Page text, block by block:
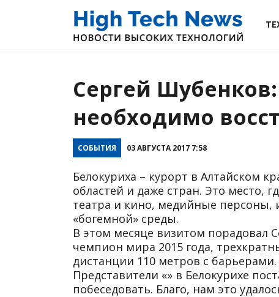
Сергей
необходимо
СОБЫТИЯ 03 АВГУСТА 2017 7:58
Белокуриха – курорт в Алтайском
областей и даже стран. Это место,
театра и кино, медийные персоны,
«богемной» среды.
В этом месяце визитом порадовал
чемпион мира 2015 года,
дистанции 110 метров с барьерами.
Представители «» в Белокурихе
побеседовать. Благо, нам это